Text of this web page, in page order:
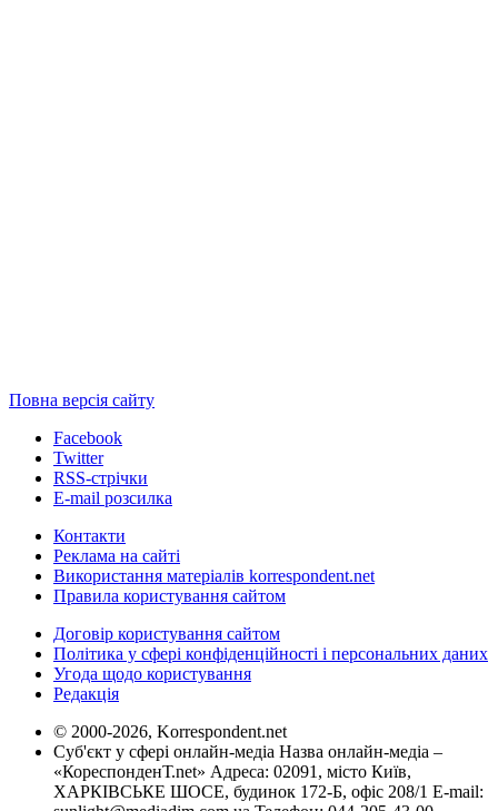
Повна версія сайту
Facebook
Twitter
RSS-стрічки
E-mail розсилка
Контакти
Реклама на сайті
Використання матеріалів korrespondent.net
Правила користування сайтом
Договір користування сайтом
Політика у сфері конфіденційності і персональних даних
Угода щодо користування
Редакція
© 2000-2026, Korrespondent.net
Суб'єкт у сфері онлайн-медіа Назва онлайн-медіа –
«КореспонденТ.net» Адреса: 02091, місто Київ,
ХАРКІВСЬКЕ ШОСЕ, будинок 172-Б, офіс 208/1 E-mail: